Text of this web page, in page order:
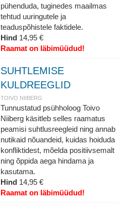
pühenduda, tuginedes maailmas
tehtud uuringutele ja
teaduspõhistele faktidele.
Hind 14,95 €
Raamat on läbimüüdud!
SUHTLEMISE
KULDREEGLID
TOIVO NIIBERG
Tunnustatud psühholoog Toivo
Niiberg käsitleb selles raamatus
peamisi suhtlusreegleid ning annab
nutikaid nõuandeid, kuidas hoiduda
konfliktidest, mõelda positiivsemalt
ning õppida aega hindama ja
kasutama.
Hind 14,95 €
Raamat on läbimüüdud!